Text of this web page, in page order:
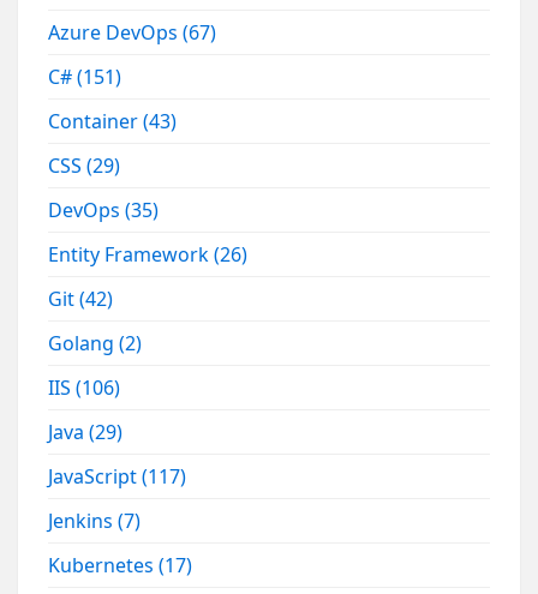
Azure DevOps(67)
C#(151)
Container(43)
CSS(29)
DevOps(35)
Entity Framework(26)
Git(42)
Golang(2)
IIS(106)
Java(29)
JavaScript(117)
Jenkins(7)
Kubernetes(17)